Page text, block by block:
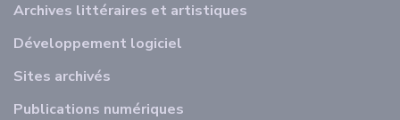
Archives littéraires et artistiques
Développement logiciel
Sites archivés
Publications numériques